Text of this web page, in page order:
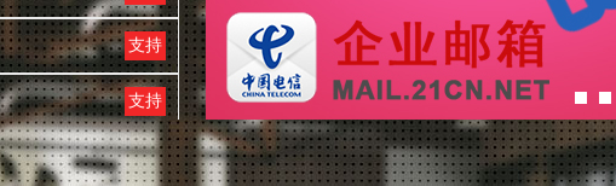
支持
支持
支持